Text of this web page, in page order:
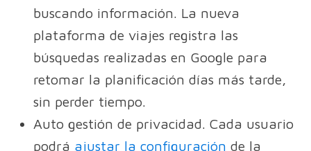
buscando información. La nueva
plataforma de viajes registra las
búsquedas realizadas en Google para
retomar la planificación días más tarde,
sin perder tiempo.
Auto gestión de privacidad. Cada usuario
podrá ajustar la configuración de la